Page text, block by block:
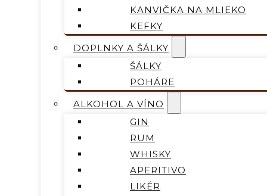
KANVIČKA NA MLIEKO
KEFKY
DOPLNKY A ŠÁLKY
ŠÁLKY
POHÁRE
ALKOHOL A VÍNO
GIN
RUM
WHISKY
APERITIVO
LIKÉR